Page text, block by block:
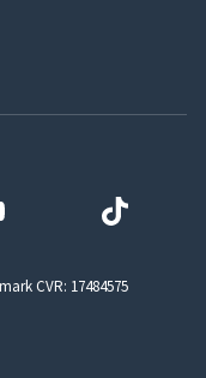
CVR: 17484575